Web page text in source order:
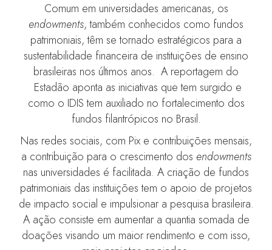
Comum em universidades americanas, os
endowments, também conhecidos como fundos
patrimoniais, têm se tornado estratégicos para a
sustentabilidade financeira de instituições de ensino
brasileiras nos últimos anos. A reportagem do
Estadão aponta as iniciativas que tem surgido e
como o IDIS tem auxiliado no fortalecimento dos
fundos filantrópicos no Brasil.
Nas redes sociais, com Pix e contribuições mensais,
a contribuição para o crescimento dos endowments
nas universidades é facilitada. A criação de fundos
patrimoniais das instituições tem o apoio de projetos
de impacto social e impulsionar a pesquisa brasileira.
A ação consiste em aumentar a quantia somada de
doações visando um maior rendimento e com isso,